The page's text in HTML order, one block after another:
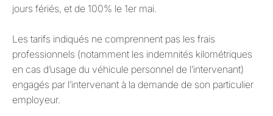
jours fériés, et de 100% le 1er mai.
Les tarifs indiqués ne comprennent pas les frais
professionnels (notamment les indemnités kilométriques
en cas d’usage du véhicule personnel de l’intervenant)
engagés par l’intervenant à la demande de son particulier
employeur.